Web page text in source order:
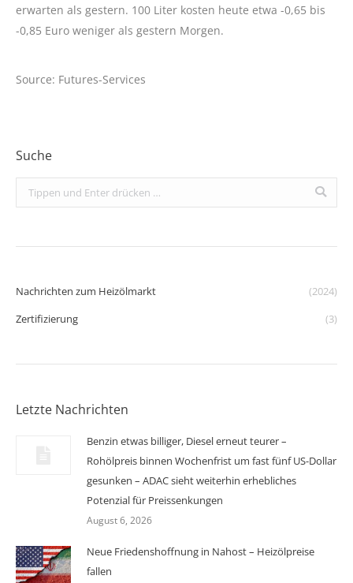
erwarten als gestern. 100 Liter kosten heute etwa -0,65 bis
-0,85 Euro weniger als gestern Morgen.
Source: Futures-Services
Suche
Search:
Nachrichten zum Heizölmarkt
(2024)
Zertifizierung
(3)
Letzte Nachrichten
Benzin etwas billiger, Diesel erneut teurer –
Rohölpreis binnen Wochenfrist um fast fünf US-Dollar
gesunken – ADAC sieht weiterhin erhebliches
Potenzial für Preissenkungen
August 6, 2026
Neue Friedenshoffnung in Nahost – Heizölpreise
fallen